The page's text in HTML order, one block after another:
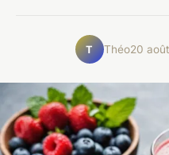
T Théo20